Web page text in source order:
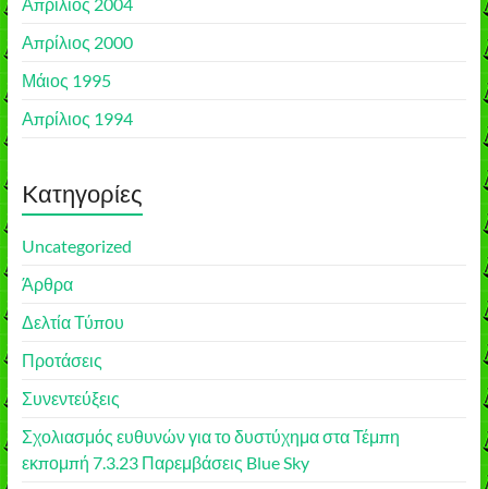
Απρίλιος 2000
Μάιος 1995
Απρίλιος 1994
Kατηγορίες
Uncategorized
Άρθρα
Δελτία Τύπου
Προτάσεις
Συνεντεύξεις
Σχολιασμός ευθυνών για το δυστύχημα στα Τέμπη
εκπομπή 7.3.23 Παρεμβάσεις Blue Sky